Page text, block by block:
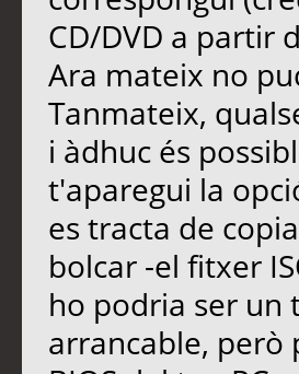
CD/DVD a partir
Ara mateix no
Tanmateix,
i àdhuc és
t'aparegui la
es tracta de
bolcar -el fitxer
ho podria ser un
arrancable, però